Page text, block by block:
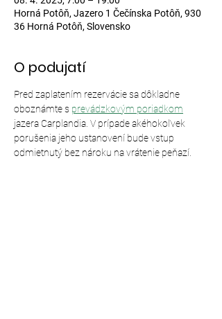
Horná Potôň, Jazero 1 Čečínska Potôň, 930
36 Horná Potôň, Slovensko
O podujatí
Pred zaplatením rezervácie sa dôkladne
oboznámte s prevádzkovým poriadkom
jazera Carplandia. V prípade akéhokoľvek
porušenia jeho ustanovení bude vstup
odmietnutý bez nároku na vrátenie peňazí.